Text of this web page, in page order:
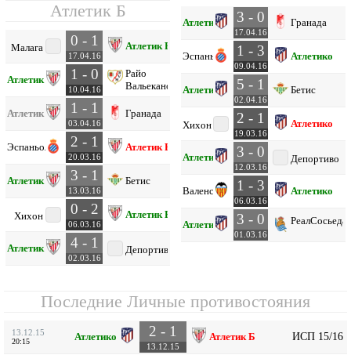
Атлетик Б
Малага 0 - 1
17.04.16
Атлетик Б
Атлетик Б 1 - 0
10.04.16
Райо
Вальекано
Атлетик Б 1 - 1
03.04.16
Гранада
Эспаньол 2 - 1
20.03.16
Атлетик Б
Атлетик Б 3 - 1
13.03.16
Бетис
Хихон 0 - 2
06.03.16
Атлетик Б
Атлетик Б 4 - 1
02.03.16
Депортиво
Атлетико 3 - 0
17.04.16
Гранада
Эспаньол 1 - 3
09.04.16
Атлетико
Атлетико 5 - 1
02.04.16
Бетис
Хихон 2 - 1
19.03.16
Атлетико
Атлетико 3 - 0
12.03.16
Депортиво
Валенсия 1 - 3
06.03.16
Атлетико
Атлетико 3 - 0
01.03.16
Реал
Последние Личные противостояния
13.12.15
20:15 Атлетико 2 - 1
13.12.15
Атлетик Б ИСП 15/16